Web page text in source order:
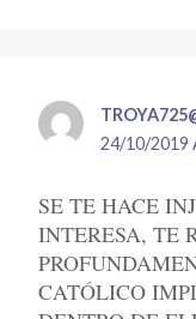
24/10/2019
SE TE HACE
INTERESA, TE
CATÓLICO